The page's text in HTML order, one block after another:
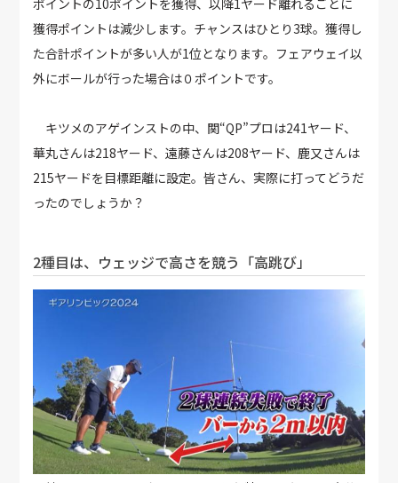
獲得ポイントは減少します。チャンスはひとり3球。獲得し
た合計ポイントが多い人が1位となります。フェアウェイ以
外にボールが行った場合は０ポイントです。
キツメのアゲインストの中、関“QP”プロは241ヤード、
華丸さんは218ヤード、遠藤さんは208ヤード、鹿又さんは
215ヤードを目標距離に設定。皆さん、実際に打ってどうだ
ったのでしょうか？
2種目は、ウェッジで高さを競う「高跳び」